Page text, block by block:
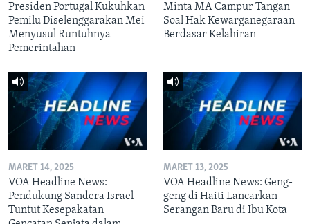
Presiden Portugal Kukuhkan
Pemilu Diselenggarakan Mei
Menyusul Runtuhnya
Pemerintahan
Minta MA Campur Tangan
Soal Hak Kewarganegaraan
Berdasar Kelahiran
MARET 14, 2025
VOA Headline News:
Pendukung Sandera Israel
Tuntut Kesepakatan
MARET 13, 2025
VOA Headline News: Geng-
geng di Haiti Lancarkan
Serangan Baru di Ibu Kota